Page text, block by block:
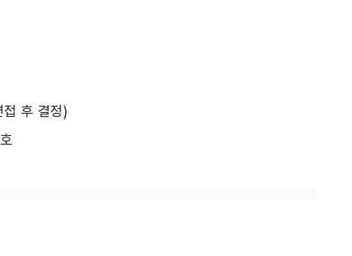
접 후 결정)